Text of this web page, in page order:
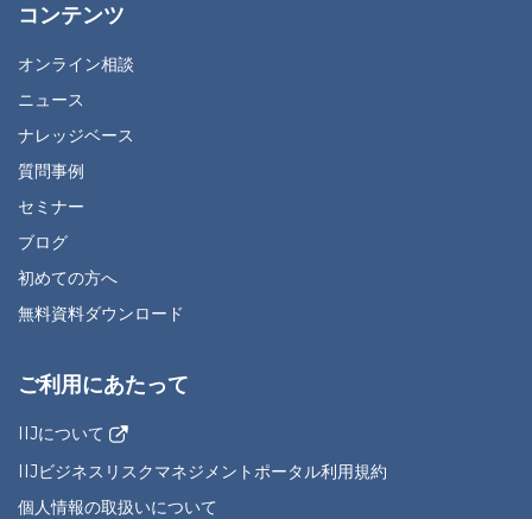
コンテンツ
オンライン相談
ニュース
ナレッジベース
質問事例
セミナー
ブログ
初めての方へ
無料資料ダウンロード
ご利用にあたって
IIJについて
IIJビジネスリスクマネジメントポータル利用規約
個人情報の取扱いについて